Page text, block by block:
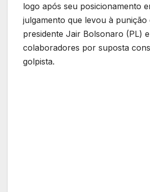
logo após seu posicionamento
julgamento que levou à punição
presidente Jair Bolsonaro (PL)
colaboradores por suposta
golpista.